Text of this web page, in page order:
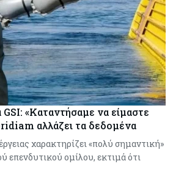
«Καταντήσαμε να είμαστε
αλλάζει τα δεδομένα
χαρακτηρίζει «πολύ σημαντική»
επενδυτικού ομίλου, εκτιμά ότι